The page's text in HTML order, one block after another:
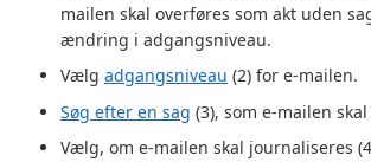
mailen skal overføres som akt uden
ændring i adgangsniveau.
Vælg adgangsniveau (2) for e-mailen.
Søg efter en sag (3), som e-mailen
Vælg, om e-mailen skal journaliseres